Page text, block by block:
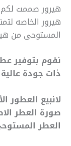
هيرور صممت
هيرور الخاصه
المستوحى من
نقوم بتوفير
ذات جودة
لانبيع العطور
صورة العطر
العطر